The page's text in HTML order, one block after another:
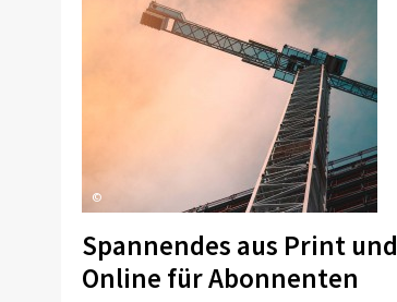
©
Spannendes aus Print und
Online für Abonnenten